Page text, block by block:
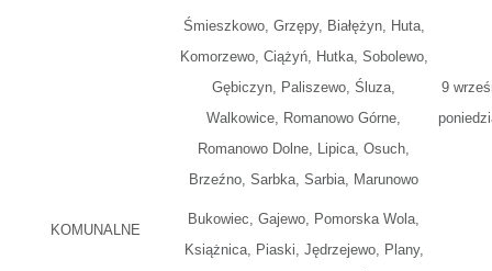
KOMUNALNE
Śmieszkowo, Grzępy, Białężyn, Huta,
Komorzewo, Ciążyń, Hutka, Sobolewo,
Gębiczyn, Paliszewo, Śluza,
Walkowice, Romanowo Górne,
Romanowo Dolne, Lipica, Osuch,
Brzeźno, Sarbka, Sarbia, Marunowo
9
Bukowiec, Gajewo, Pomorska Wola,
Książnica, Piaski, Jędrzejewo, Plany,